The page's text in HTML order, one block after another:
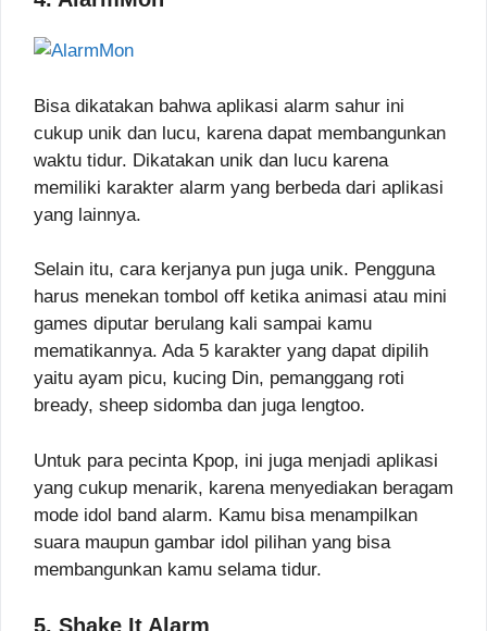
Bisa dikatakan bahwa aplikasi alarm sahur ini
cukup unik dan lucu, karena dapat membangunkan
waktu tidur. Dikatakan unik dan lucu karena
memiliki karakter alarm yang berbeda dari aplikasi
yang lainnya.
Selain itu, cara kerjanya pun juga unik. Pengguna
harus menekan tombol off ketika animasi atau mini
games diputar berulang kali sampai kamu
mematikannya. Ada 5 karakter yang dapat dipilih
yaitu ayam picu, kucing Din, pemanggang roti
bready, sheep sidomba dan juga lengtoo.
Untuk para pecinta Kpop, ini juga menjadi aplikasi
yang cukup menarik, karena menyediakan beragam
mode idol band alarm. Kamu bisa menampilkan
suara maupun gambar idol pilihan yang bisa
membangunkan kamu selama tidur.
5. Shake It Alarm